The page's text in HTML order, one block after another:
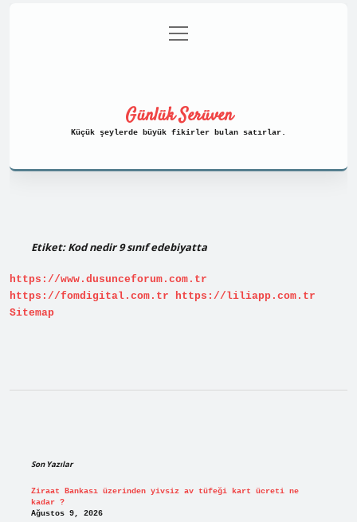
Gizlilik Politikası
menüyü
aç
Günlük Serüven
Küçük şeylerde büyük fikirler bulan satırlar.
Etiket:Kod nedir 9 sınıf edebiyatta
https://www.dusunceforum.com.tr
https://fomdigital.com.tr
https://liliapp.com.tr
Sitemap
Son Yazılar
Ziraat Bankası üzerinden yivsiz av tüfeği kart ücreti ne
kadar ?
Ağustos 9, 2026